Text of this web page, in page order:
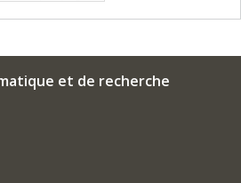
et de recherche